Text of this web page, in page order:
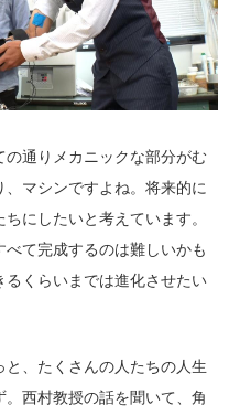
の通りメカニックな部分がむ
マシンですよね。将来的に
にしたいと考えています。
て完成するのは難しいかも
るくらいまでは進化させたい
、たくさんの人たちの人生
西村教授の話を聞いて、角